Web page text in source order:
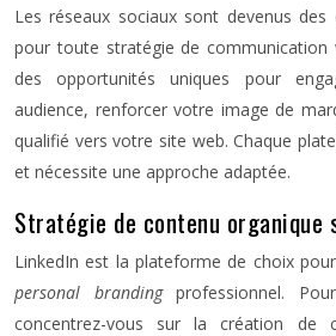
Les réseaux sociaux sont devenus des
pour toute stratégie de communication
des opportunités uniques pour
audience, renforcer votre image de
qualifié vers votre site web. Chaque
et nécessite une approche adaptée.
Stratégie de contenu organique
LinkedIn est la plateforme de choix
personal branding professionnel.
concentrez-vous sur la création de